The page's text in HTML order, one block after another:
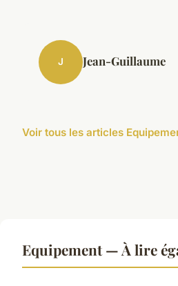
J Jean-Guillaume
Voir tous les articles
Equipement — À lire